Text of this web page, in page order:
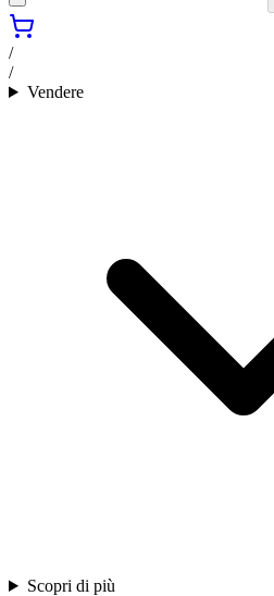
/
/
Vendere
Scopri di più